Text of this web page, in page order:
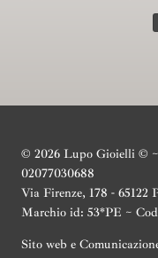
© 2026 Lupo Gioielli ©
02077030688
Via Firenze, 178 - 65122
Marchio id: 53*PE ~
Sito web e